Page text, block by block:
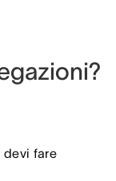
devi fare